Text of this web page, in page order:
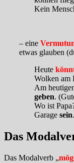
Kein
– eine
etwas glauben
Heute
Wolken am
Am
geben.
Wo ist
Garage sein.
Das
Das Modalverb „